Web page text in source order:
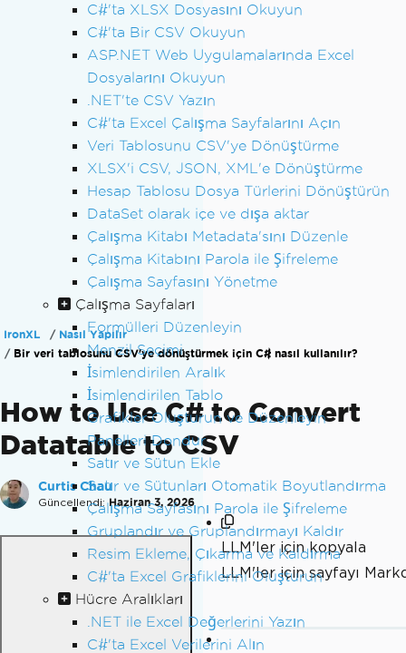
C#'ta XLSX Dosyasını Okuyun
C#'ta Bir CSV Okuyun
ASP.NET Web Uygulamalarında Excel
Dosyalarını Okuyun
.NET'te CSV Yazın
C#'ta Excel Çalışma Sayfalarını Açın
Veri Tablosunu CSV'ye Dönüştürme
XLSX'i CSV, JSON, XML'e Dönüştürme
Hesap Tablosu Dosya Türlerini Dönüştürün
DataSet olarak içe ve dışa aktar
Çalışma Kitabı Metadata'sını Düzenle
Çalışma Kitabını Parola ile Şifreleme
Çalışma Sayfasını Yönetme
Çalışma Sayfaları
Formülleri Düzenleyin
Menzil Seçimi
İsimlendirilen Aralık
İsimlendirilen Tablo
Grafikler Oluşturun ve Düzenleyin
Panelleri Dondur
Satır ve Sütun Ekle
Satır ve Sütunları Otomatik Boyutlandırma
Çalışma Sayfasını Parola ile Şifreleme
Gruplandır ve Gruplandırmayı Kaldır
Resim Ekleme, Çıkarma ve Kaldırma
C#'ta Excel Grafiklerini Oluşturun
Hücre Aralıkları
.NET ile Excel Değerlerini Yazın
C#'ta Excel Verilerini Alın
IronXL
Nasıl Yapılır
Bir veri tablosunu CSV'ye dönüştürmek için C# nasıl kullanılır?
How to Use C# to Convert
Datatable to CSV
Curtis Chau
Güncellendi: Haziran 3, 2026
LLM'ler için kopyala
LLM'ler için sayfayı